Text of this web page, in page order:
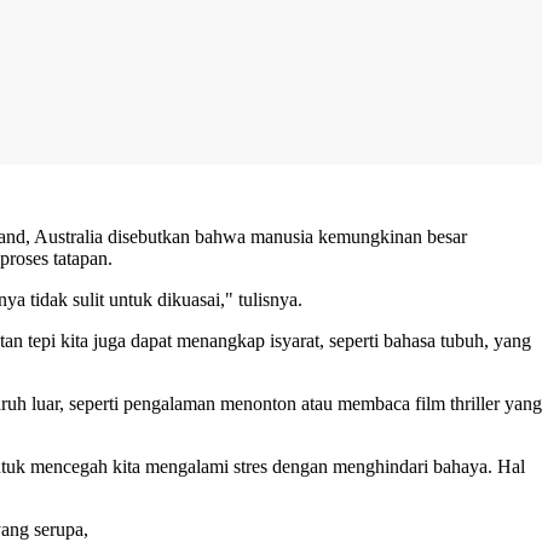
Australia disebutkan bahwa manusia kemungkinan besar
tatapan.
tidak sulit untuk dikuasai," tulisnya.
tepi kita juga dapat menangkap isyarat, seperti bahasa tubuh, yang
luar, seperti pengalaman menonton atau membaca film thriller yang
mencegah kita mengalami stres dengan menghindari bahaya. Hal
serupa,